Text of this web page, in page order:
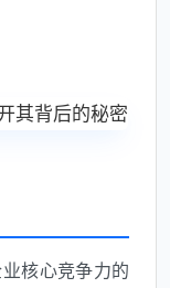
核心竞争力的